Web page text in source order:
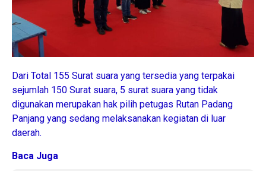
Dari Total 155 Surat suara yang tersedia yang terpakai
sejumlah 150 Surat suara, 5 surat suara yang tidak
digunakan merupakan hak pilih petugas Rutan Padang
Panjang yang sedang melaksanakan kegiatan di luar
daerah.
Baca Juga